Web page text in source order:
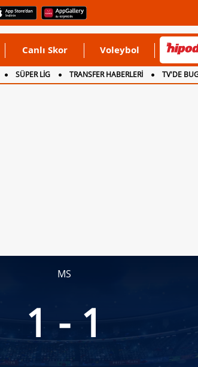
Canlı Skor Voleybol
SÜPER LİG TRANSFER HABERLERİ
TV'DE
MS
1 - 1